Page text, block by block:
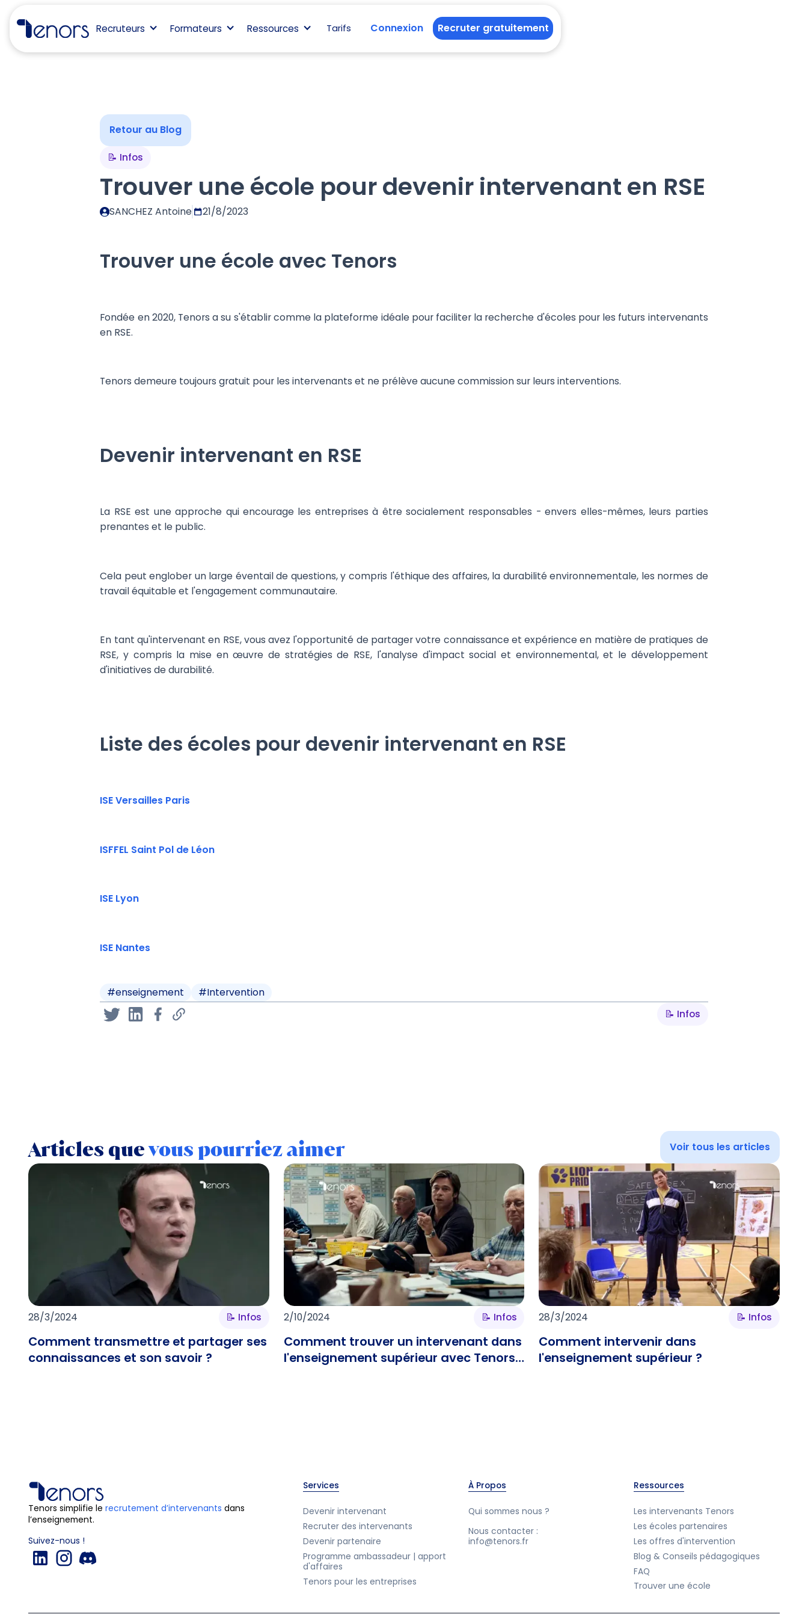
Recruteurs Formateurs Ressources Tarifs Connexion Recruter gratuitement
Retour au Blog
📝 Infos
Trouver une école pour devenir intervenant en RSE
SANCHEZ Antoine 21/8/2023
Trouver une école avec Tenors
Fondée en 2020, Tenors a su s'établir comme la plateforme idéale pour faciliter la recherche d'écoles pour les futurs intervenants
en RSE.
Tenors demeure toujours gratuit pour les intervenants et ne prélève aucune commission sur leurs interventions.
Devenir intervenant en RSE
La RSE est une approche qui encourage les entreprises à être socialement responsables - envers elles-mêmes, leurs parties
prenantes et le public.
Cela peut englober un large éventail de questions, y compris l'éthique des affaires, la durabilité environnementale, les normes de
travail équitable et l'engagement communautaire.
En tant qu'intervenant en RSE, vous avez l'opportunité de partager votre connaissance et expérience en matière de pratiques de
RSE, y compris la mise en œuvre de stratégies de RSE, l'analyse d'impact social et environnemental, et le développement
d'initiatives de durabilité.
Liste des écoles pour devenir intervenant en RSE
ISE Versailles Paris
ISFFEL Saint Pol de Léon
ISE Lyon
ISE Nantes
#enseignement #Intervention
📝 Infos
Articles quevous pourriez aimer Voir tous les articles
28/3/2024 📝 Infos
Comment transmettre et partager ses
connaissances et son savoir ?
2/10/2024 📝 Infos
Comment trouver un intervenant dans
l'enseignement supérieur avec Tenors
28/3/2024 📝 Infos
Comment intervenir dans
l'enseignement supérieur ?
Tenors simplifie lerecrutement d’intervenants dans
l’enseignement.
Suivez-nous !
Services
Devenir intervenant
Recruter des intervenants
Devenir partenaire
Programme ambassadeur | apport
d'affaires
Tenors pour les entreprises
À Propos
Qui sommes nous ?
Nous contacter :
info@tenors.fr
Ressources
Les intervenants Tenors
Les écoles partenaires
Les offres d'intervention
Blog & Conseils pédagogiques
FAQ
Trouver une école